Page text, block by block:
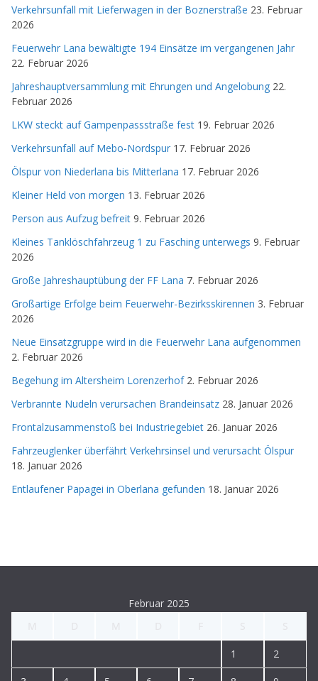
Verkehrsunfall mit Lieferwagen in der Boznerstraße 23. Februar
2026
Feuerwehr Lana bewältigte 194 Einsätze im vergangenen Jahr
22. Februar 2026
Jahreshauptversammlung mit Ehrungen und Angelobung 22.
Februar 2026
LKW steckt auf Gampenpassstraße fest 19. Februar 2026
Verkehrsunfall auf Mebo-Nordspur 17. Februar 2026
Ölspur von Niederlana bis Mitterlana 17. Februar 2026
Kleiner Held von morgen 13. Februar 2026
Person aus Aufzug befreit 9. Februar 2026
Kleines Tanklöschfahrzeug 1 zu Fasching unterwegs 9. Februar
2026
Große Jahreshauptübung der FF Lana 7. Februar 2026
Großartige Erfolge beim Feuerwehr-Bezirksskirennen 3. Februar
2026
Neue Einsatzgruppe wird in die Feuerwehr Lana aufgenommen
2. Februar 2026
Begehung im Altersheim Lorenzerhof 2. Februar 2026
Verbrannte Nudeln verursachen Brandeinsatz 28. Januar 2026
Frontalzusammenstoß bei Industriegebiet 26. Januar 2026
Fahrzeuglenker überfährt Verkehrsinsel und verursacht Ölspur
18. Januar 2026
Entlaufener Papagei in Oberlana gefunden 18. Januar 2026
Februar 2025
1 2